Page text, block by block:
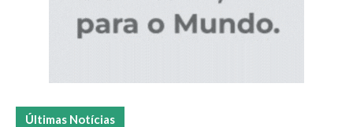
Últimas Notícias